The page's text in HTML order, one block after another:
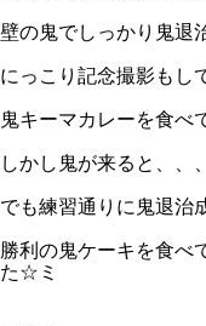
壁の鬼でしっかり鬼退
にっこり記念撮影もし
鬼キーマカレーを食べ
しかし鬼が来ると、
でも練習通りに鬼退治
勝利の鬼ケーキを食べ
た☆ミ